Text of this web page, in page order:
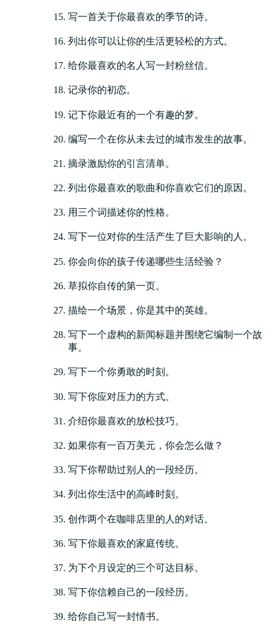
写一首关于你最喜欢的季节的诗。
列出你可以让你的生活更轻松的方式。
给你最喜欢的名人写一封粉丝信。
记录你的初恋。
记下你最近有的一个有趣的梦。
编写一个在你从未去过的城市发生的故事。
摘录激励你的引言清单。
列出你最喜欢的歌曲和你喜欢它们的原因。
用三个词描述你的性格。
写下一位对你的生活产生了巨大影响的人。
你会向你的孩子传递哪些生活经验？
草拟你自传的第一页。
描绘一个场景，你是其中的英雄。
写下一个虚构的新闻标题并围绕它编制一个故
事。
写下一个你勇敢的时刻。
写下你应对压力的方式。
介绍你最喜欢的放松技巧。
如果你有一百万美元，你会怎么做？
写下你帮助过别人的一段经历。
列出你生活中的高峰时刻。
创作两个在咖啡店里的人的对话。
写下你最喜欢的家庭传统。
为下个月设定的三个可达目标。
写下你信赖自己的一段经历。
给你自己写一封情书。